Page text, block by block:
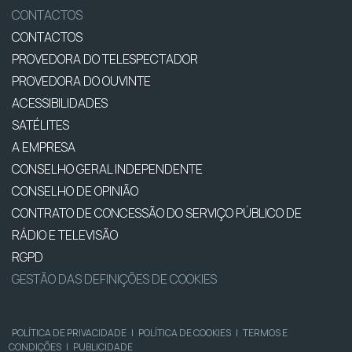
CONTACTOS
CONTACTOS
PROVEDORA DO TELESPECTADOR
PROVEDORA DO OUVINTE
ACESSIBILIDADES
SATÉLITES
A EMPRESA
CONSELHO GERAL INDEPENDENTE
CONSELHO DE OPINIÃO
CONTRATO DE CONCESSÃO DO SERVIÇO PÚBLICO DE
RÁDIO E TELEVISÃO
RGPD
GESTÃO DAS DEFINIÇÕES DE COOKIES
POLÍTICA DE PRIVACIDADE | POLÍTICA DE COOKIES | TERMOS E
CONDIÇÕES | PUBLICIDADE